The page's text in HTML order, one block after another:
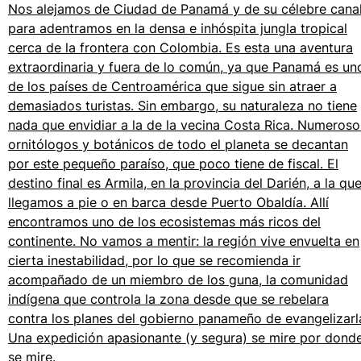
Bolsas
Ver todo Bolsas
Zapatos
Chanclas
Mocasín
Calzado de Playa
Ver todo Zapatos
Outdoor
Ver todo Outdoor
Calcetines
Ver todo Calcetines
Juegos de playa
Nos alejamos de Ciudad de Panamá y de su célebre
para adentramos en la densa e inhóspita jungla tropical
cerca de la frontera con Colombia. Es esta una aventura
extraordinaria y fuera de lo común, ya que Panamá es
de los países de Centroamérica que sigue sin atraer a
demasiados turistas. Sin embargo, su naturaleza no tiene
nada que envidiar a la de la vecina Costa Rica.
ornitólogos y botánicos de todo el planeta se decantan
por este pequeño paraíso, que poco tiene de fiscal. El
destino final es Armila, en la provincia del Darién, a la que
llegamos a pie o en barca desde Puerto Obaldía. Allí
encontramos uno de los ecosistemas más ricos del
continente. No vamos a mentir: la región vive envuelta en
cierta inestabilidad, por lo que se recomienda ir
acompañado de un miembro de los guna, la comunidad
indígena que controla la zona desde que se rebelara
contra los planes del gobierno panameño de
Una expedición apasionante (y segura) se mire por
se mire.